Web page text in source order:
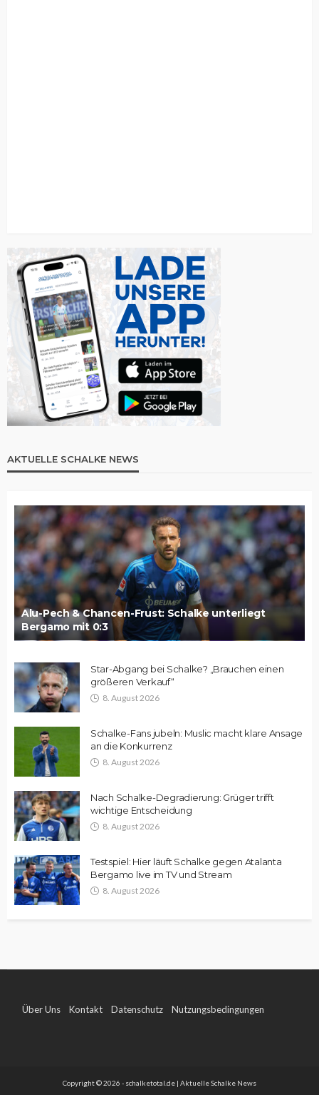
AKTUELLE SCHALKE NEWS
Alu-Pech & Chancen-Frust: Schalke unterliegt
Bergamo mit 0:3
Star-Abgang bei Schalke? „Brauchen einen
größeren Verkauf“
8. August 2026
Schalke-Fans jubeln: Muslic macht klare Ansage
an die Konkurrenz
8. August 2026
Nach Schalke-Degradierung: Grüger trifft
wichtige Entscheidung
8. August 2026
Testspiel: Hier läuft Schalke gegen Atalanta
Bergamo live im TV und Stream
8. August 2026
Über Uns Kontakt Datenschutz Nutzungsbedingungen
Copyright © 2026 - schalketotal.de | Aktuelle Schalke News